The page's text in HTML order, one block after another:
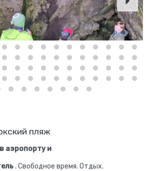
пляж
аэропорту и
. Свободное время. Отдых.